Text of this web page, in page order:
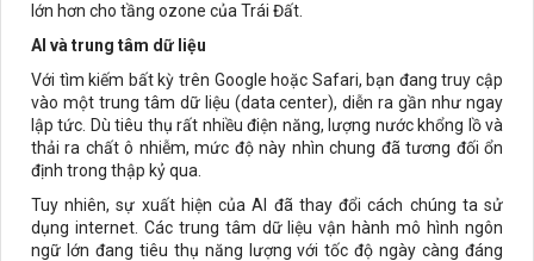
lớn hơn cho tầng ozone của Trái Đất.
AI và trung tâm dữ liệu
Với tìm kiếm bất kỳ trên Google hoặc Safari, bạn đang truy cập
vào một trung tâm dữ liệu (data center), diễn ra gần như ngay
lập tức. Dù tiêu thụ rất nhiều điện năng, lượng nước khổng lồ và
thải ra chất ô nhiễm, mức độ này nhìn chung đã tương đối ổn
định trong thập kỷ qua.
Tuy nhiên, sự xuất hiện của AI đã thay đổi cách chúng ta sử
dụng internet. Các trung tâm dữ liệu vận hành mô hình ngôn
ngữ lớn đang tiêu thụ năng lượng với tốc độ ngày càng đáng